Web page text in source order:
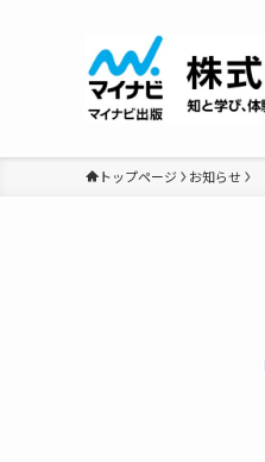
トップページ お知らせ